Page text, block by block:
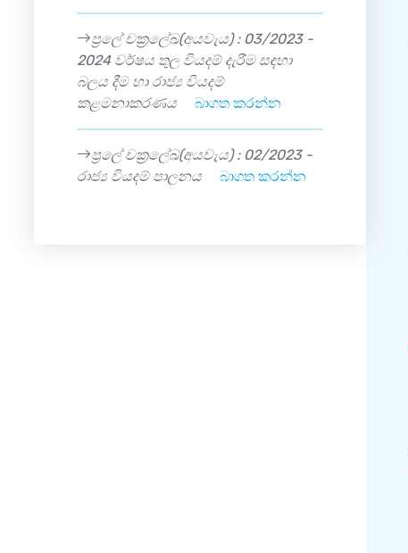
ප්‍රලේ චක්‍රලේඛ(අයවැය) : 03/2023 -
2024 වර්ෂය තුල වියදම් දැරීම සඳහා
බලය දීම හා රාජ්‍ය වියදම්
කළමනාකරණය
බාගත කරන්න
ප්‍රලේ චක්‍රලේඛ(අයවැය) : 02/2023 -
රාජ්‍ය වියදම් පාලනය
බාගත කරන්න